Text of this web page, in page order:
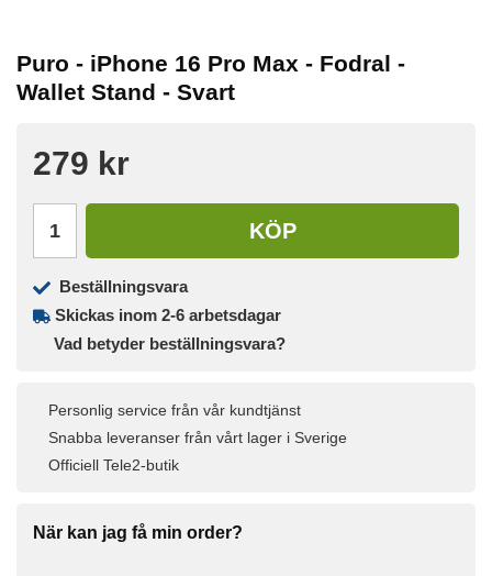
Puro - iPhone 16 Pro Max - Fodral -
Wallet Stand - Svart
279 kr
KÖP
Beställningsvara
Skickas inom 2-6 arbetsdagar
Vad betyder beställningsvara?
Personlig service från vår kundtjänst
Snabba leveranser från vårt lager i Sverige
Officiell Tele2-butik
När kan jag få min order?